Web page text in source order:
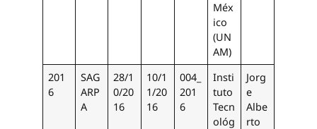
Méx
ico
(UN
AM)
201
6
SAG
ARP
A
28/1
0/20
16
10/1
1/20
16
004_
201
6
Insti
tuto
Tecn
ológ
Jorg
e
Albe
rto